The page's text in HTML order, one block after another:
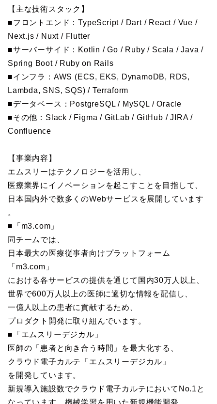
【主な技術スタック】
■フロントエンド：TypeScript / Dart / React / Vue /
Next.js / Nuxt / Flutter
■サーバーサイド：Kotlin / Go / Ruby / Scala / Java /
Spring Boot / Ruby on Rails
■インフラ：AWS (ECS, EKS, DynamoDB, RDS,
Lambda, SNS, SQS) / Terraform
■データベース：PostgreSQL / MySQL / Oracle
■その他：Slack / Figma / GitLab / GitHub / JIRA /
Confluence
【事業内容】
エムスリーはテクノロジーを活用し、
医療業界にイノベーションを起こすことを目指して、
日本国内外で数多くのWebサービスを展開しています
。
■「m3.com」
同チームでは、
日本最大の医療従事者向けプラットフォーム
「m3.com」
における各サービスの提供を通じて国内30万人以上、
世界で600万人以上の医師に適切な情報を配信し、
一億人以上の患者に貢献するため、
プロダクト開発に取り組んでいます。
■「エムスリーデジカル」
医師の「患者と向き合う時間」を最大化する、
クラウド電子カルテ「エムスリーデジカル」
を開発しています。
新規導入施設数でクラウド電子カルテにおいてNo.1と
なっています。機械学習を用いた新規機能開発、